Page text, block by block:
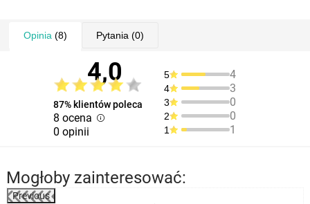
Opinia (8) Pytania (0)
4,0
87% klientów poleca
8 ocena
0 opinii
5 4
4 3
3 0
2 0
1 1
Mogłoby zainteresować:
Previous